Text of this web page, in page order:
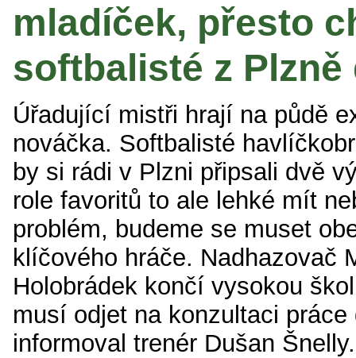
mladíček, přesto
softbalisté z
Úřadující mistři hrají na půdě
nováčka. Softbalisté
by si rádi v Plzni připsali dvě
role favoritů to ale lehké mít
problém, budeme se muset
klíčového hráče. Nadhazovač
Holobrádek končí vysokou
musí odjet na konzultaci práce
informoval trenér Dušan Šnelly.